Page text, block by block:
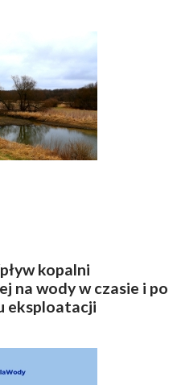
kopalni
na wody w czasie i po
eksploatacji